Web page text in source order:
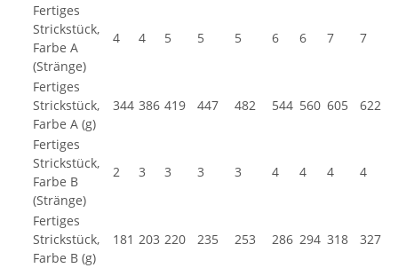
Fertiges
Strickstück,
Farbe A
(Stränge)
4 4 5 5 5 6 6 7 7
Fertiges
Strickstück,
Farbe A (g)
344 386 419 447 482 544 560 605 622
Fertiges
Strickstück,
Farbe B
(Stränge)
2 3 3 3 3 4 4 4 4
Fertiges
Strickstück,
Farbe B (g)
181 203 220 235 253 286 294 318 327